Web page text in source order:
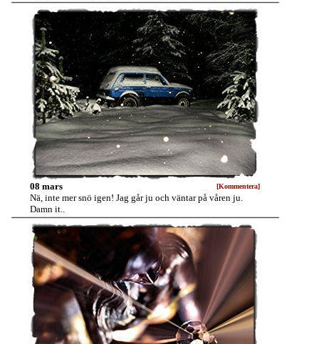
08 mars [Kommentera]
Nä, inte mer snö igen! Jag går ju och väntar på våren ju.
Damn it..